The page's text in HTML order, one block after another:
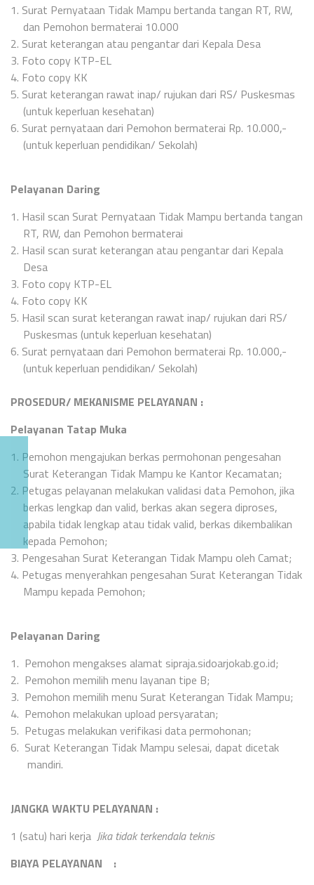
1. Surat Pernyataan Tidak Mampu bertanda tangan RT, RW,
dan Pemohon bermaterai 10.000
2. Surat keterangan atau pengantar dari Kepala Desa
3. Foto copy KTP-EL
4. Foto copy KK
5. Surat keterangan rawat inap/ rujukan dari RS/ Puskesmas
(untuk keperluan kesehatan)
6. Surat pernyataan dari Pemohon bermaterai Rp. 10.000,-
(untuk keperluan pendidikan/ Sekolah)
Pelayanan Daring
1. Hasil scan Surat Pernyataan Tidak Mampu bertanda tangan
RT, RW, dan Pemohon bermaterai
2. Hasil scan surat keterangan atau pengantar dari Kepala
Desa
3. Foto copy KTP-EL
4. Foto copy KK
5. Hasil scan surat keterangan rawat inap/ rujukan dari RS/
Puskesmas (untuk keperluan kesehatan)
6. Surat pernyataan dari Pemohon bermaterai Rp. 10.000,-
(untuk keperluan pendidikan/ Sekolah)
PROSEDUR/ MEKANISME PELAYANAN :
Pelayanan Tatap Muka
1. Pemohon mengajukan berkas permohonan pengesahan
Surat Keterangan Tidak Mampu ke Kantor Kecamatan;
2. Petugas pelayanan melakukan validasi data Pemohon, jika
berkas lengkap dan valid, berkas akan segera diproses,
apabila tidak lengkap atau tidak valid, berkas dikembalikan
kepada Pemohon;
3. Pengesahan Surat Keterangan Tidak Mampu oleh Camat;
4. Petugas menyerahkan pengesahan Surat Keterangan Tidak
Mampu kepada Pemohon;
Pelayanan Daring
1. Pemohon mengakses alamat sipraja.sidoarjokab.go.id;
2. Pemohon memilih menu layanan tipe B;
3. Pemohon memilih menu Surat Keterangan Tidak Mampu;
4. Pemohon melakukan upload persyaratan;
5. Petugas melakukan verifikasi data permohonan;
6. Surat Keterangan Tidak Mampu selesai, dapat dicetak
mandiri.
JANGKA WAKTU PELAYANAN :
1 (satu) hari kerja Jika tidak terkendala teknis
BIAYA PELAYANAN :